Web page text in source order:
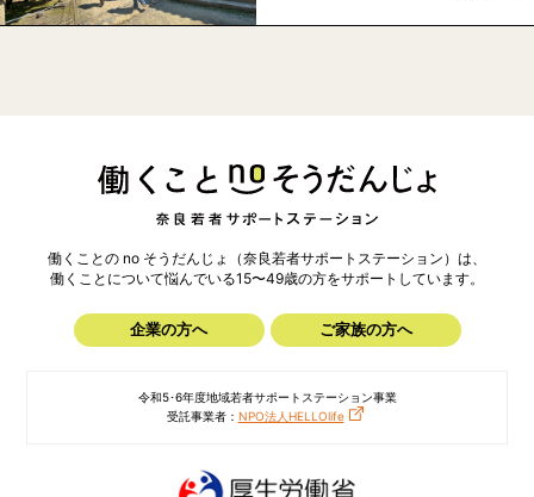
働くことの no そうだんじょ（奈良若者サポートステーション）は、
働くことについて悩んでいる15〜49歳の方をサポートしています。
企業の方へ ご家族の方へ
令和5･6年度地域若者サポートステーション事業
受託事業者： NPO法人HELLOlife